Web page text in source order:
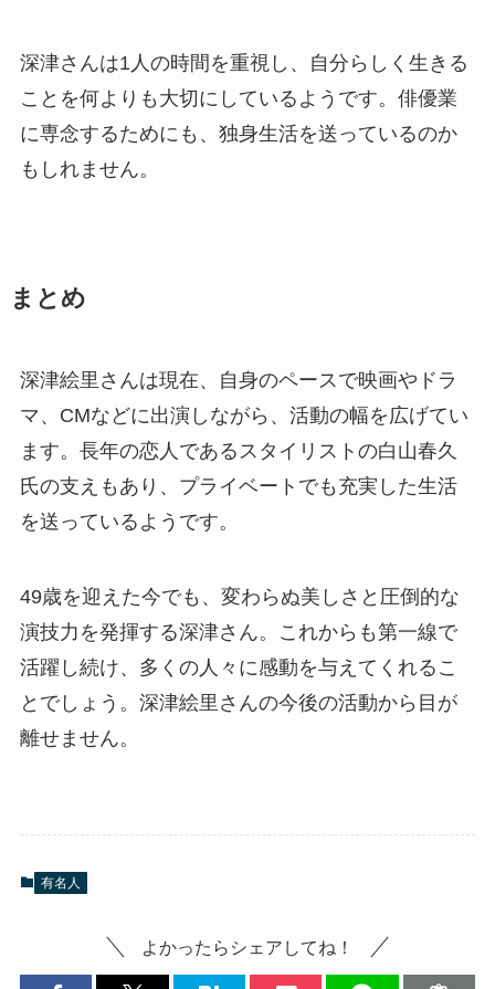
深津さんは1人の時間を重視し、自分らしく生きる
ことを何よりも大切にしているようです。俳優業
に専念するためにも、独身生活を送っているのか
もしれません。
まとめ
深津絵里さんは現在、自身のペースで映画やドラ
マ、CMなどに出演しながら、活動の幅を広げてい
ます。長年の恋人であるスタイリストの白山春久
氏の支えもあり、プライベートでも充実した生活
を送っているようです。
49歳を迎えた今でも、変わらぬ美しさと圧倒的な
演技力を発揮する深津さん。これからも第一線で
活躍し続け、多くの人々に感動を与えてくれるこ
とでしょう。深津絵里さんの今後の活動から目が
離せません。
有名人
よかったらシェアしてね！